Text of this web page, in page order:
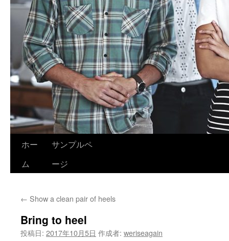
ホー
ム
サンプルペ
ージ
← Show a clean pair of heels
Bring to heel
投稿日: 2017年10月5日 作成者: weriseagain